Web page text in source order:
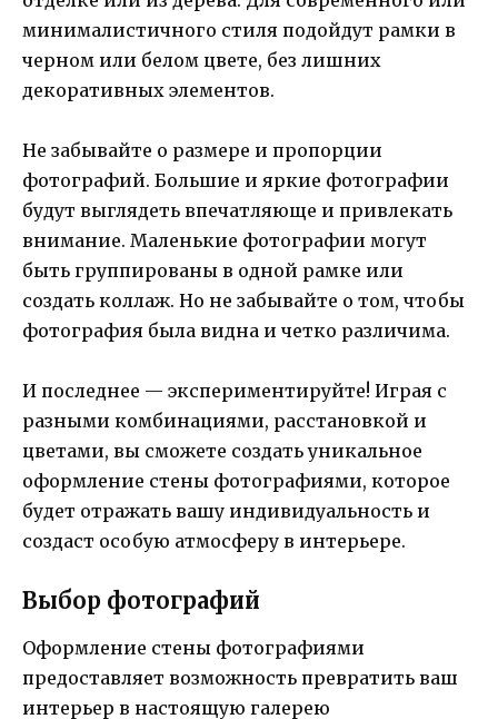
минималистичного стиля подойдут рамки в
черном или белом цвете, без лишних
декоративных элементов.
Не забывайте о размере и пропорции
фотографий. Большие и яркие фотографии
будут выглядеть впечатляюще и привлекать
внимание. Маленькие фотографии могут
быть группированы в одной рамке или
создать коллаж. Но не забывайте о том, чтобы
фотография была видна и четко различима.
И последнее — экспериментируйте! Играя с
разными комбинациями, расстановкой и
цветами, вы сможете создать уникальное
оформление стены фотографиями, которое
будет отражать вашу индивидуальность и
создаст особую атмосферу в интерьере.
Выбор фотографий
Оформление стены фотографиями
предоставляет возможность превратить ваш
интерьер в настоящую галерею